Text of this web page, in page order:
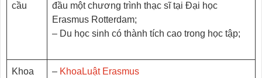
cầu
đầu một chương trình thạc sĩ tại Đại học
Erasmus Rotterdam;
– Du học sinh có thành tích cao trong học tập;
Khoa
– KhoaLuật Erasmus